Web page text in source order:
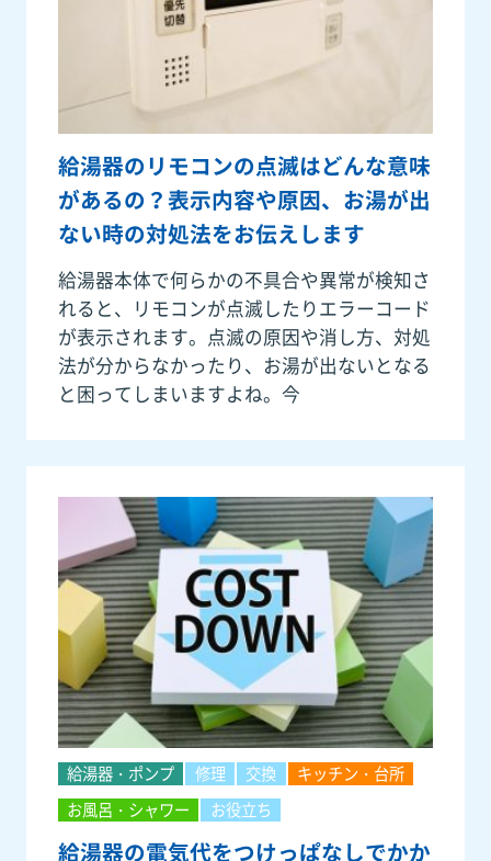
給湯器のリモコンの点滅はどんな意味
があるの？表示内容や原因、お湯が出
ない時の対処法をお伝えします
給湯器本体で何らかの不具合や異常が検知さ
れると、リモコンが点滅したりエラーコード
が表示されます。点滅の原因や消し方、対処
法が分からなかったり、お湯が出ないとなる
と困ってしまいますよね。今
給湯器・ポンプ 修理 交換
キッチン・台所
お風呂・シャワー
お役立ち
給湯器の電気代をつけっぱなしでかか